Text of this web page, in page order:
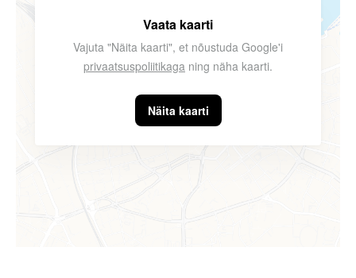
Vaata kaarti
Vajuta "Näita kaarti", et nõustuda Google'i
privaatsuspoliitikaga ning näha kaarti.
Näita kaarti